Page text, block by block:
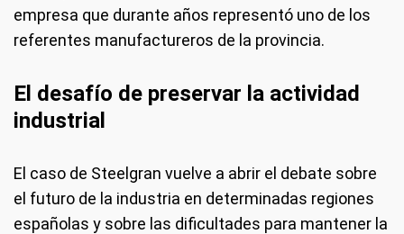
empresa que durante años representó uno de los
referentes manufactureros de la provincia.
El desafío de preservar la actividad
industrial
El caso de Steelgran vuelve a abrir el debate sobre
el futuro de la industria en determinadas regiones
españolas y sobre las dificultades para mantener la